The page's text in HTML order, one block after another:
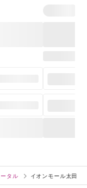
タル イオンモール太田